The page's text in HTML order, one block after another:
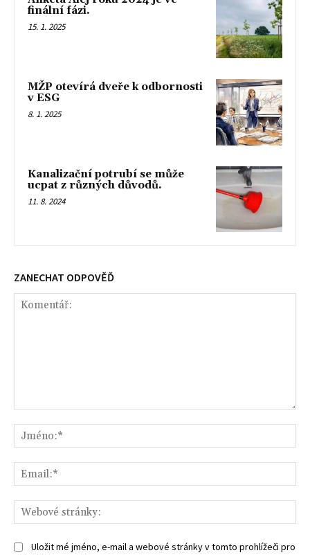
finální fázi.
15. 1. 2025
MŽP otevírá dveře k odbornosti
v ESG
8. 1. 2025
Kanalizační potrubí se může
ucpat z různých důvodů.
11. 8. 2024
ZANECHAT ODPOVĚĎ
Uložit mé jméno, e-mail a webové stránky v tomto prohlížeči pro